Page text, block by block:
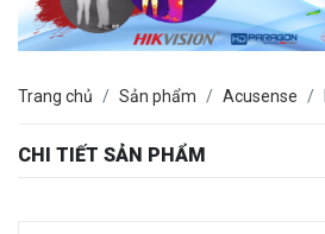
Trang chủ Sản phẩm Acusense
CHI TIẾT SẢN PHẨM